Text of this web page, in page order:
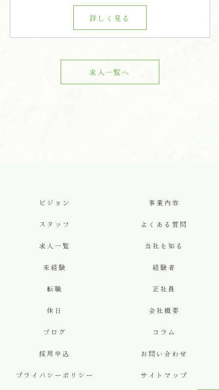
詳しく見る
求人一覧へ
ビジョン 事業内容
スタッフ よくある質問
求人一覧 当社を知る
未経験 経験者
転職 正社員
休日 会社概要
ブログ コラム
採用申込 お問い合わせ
プライバシーポリシー サイトマップ